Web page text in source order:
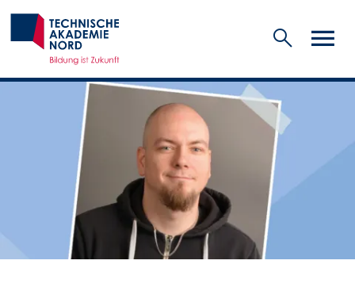
Suchen